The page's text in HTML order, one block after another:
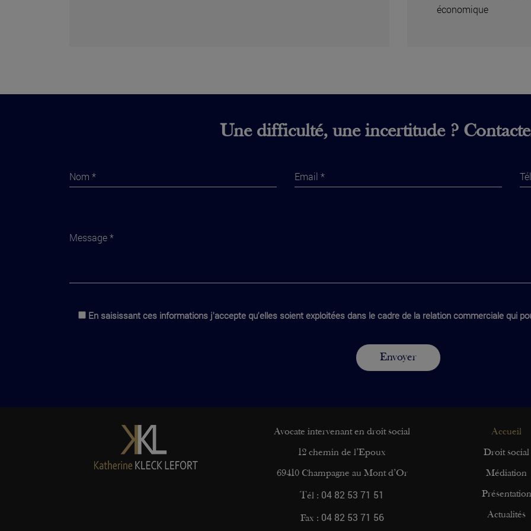
économique
Une difficulté, une incertitude ?
En saisissant ces informations j'accepte qu'elles soient exploitées dans le cadre de la relation commerciale qui
Avocate intervenant en droit social
12 chemin de l’Epoux
69410 Champagne au Mont d’Or
Tél : 04 82 53 71 51
Fax : 04 82 53 71 56
Accueil
Droit social
Médiation
Présentation
Actualités